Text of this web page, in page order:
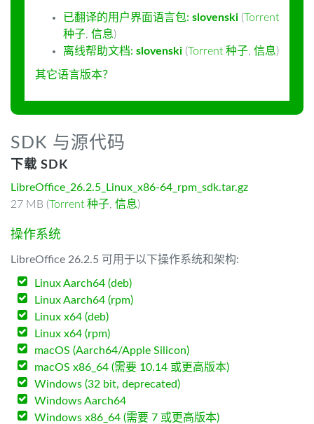
已翻译的用户界面语言包: slovenski (Torrent
种子, 信息)
离线帮助文档: slovenski (Torrent 种子, 信息)
其它语言版本？
SDK 与源代码
下载 SDK
LibreOffice_26.2.5_Linux_x86-64_rpm_sdk.tar.gz
27 MB (Torrent 种子, 信息)
操作系统
LibreOffice 26.2.5 可用于以下操作系统和架构:
Linux Aarch64 (deb)
Linux Aarch64 (rpm)
Linux x64 (deb)
Linux x64 (rpm)
macOS (Aarch64/Apple Silicon)
macOS x86_64 (需要 10.14 或更高版本)
Windows (32 bit, deprecated)
Windows Aarch64
Windows x86_64 (需要 7 或更高版本)